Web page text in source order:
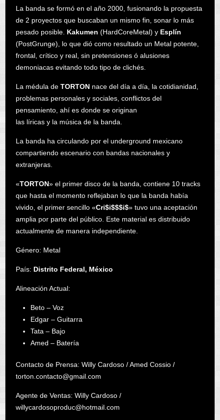
La banda se formó en el año 2000, fusionando la propuesta
de 2 proyectos que buscaban un mismo fin, sonar lo más
pesado posible. Kakumen (HardCoreMetal) y Esplín
(PostGrunge), lo que dió como resultado un Metal potente,
frontal, crítico y real, sin pretensiones ó alusiones
demoniacas evitando todo tipo de clichés.
La médula de TORTONnace del día a día, la cotidianidad,
problemas personales y sociales, conflictos del
pensamiento, ahí es donde se originan
las líricas y la música de la banda.
La banda ha circulando por el underground mexicano
compartiendo escenario con bandas nacionales y
extranjeras.
«TORTON» el primer disco de la banda, contiene 10 tracks
que hasta el momento reflejaban lo que la banda había
vivido, el primer sencillo «Cri$i$$$i$» tuvo una aceptación
amplia por parte del público. Este material es distribuido
actualmente de manera independiente.
Género: Metal
País: Distrito Federal, México
Alineación Actual:
Beto – Voz
Edgar – Guitarra
Tata – Bajo
Amed – Batería
Contacto de Prensa: Willy Cardoso / Amed Cossio /
torton.contacto@gmail.com
Agente de Ventas: Willy Cardoso /
willycardosoproduc@hotmail.com